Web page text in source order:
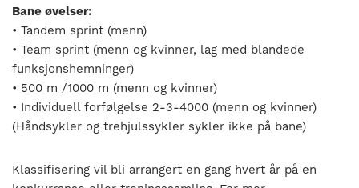
Bane øvelser:
• Tandem sprint (menn)
• Team sprint (menn og kvinner, lag med blandede
funksjonshemninger)
• 500 m /1000 m (menn og kvinner)
• Individuell forfølgelse 2-3-4000 (menn og kvinner)
(Håndsykler og trehjulssykler sykler ikke på bane)
Klassifisering vil bli arrangert en gang hvert år på en